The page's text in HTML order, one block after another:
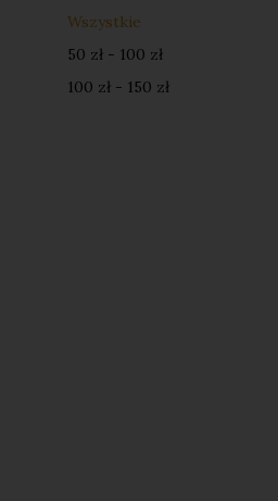
Wszystkie
50 zł - 100 zł
100 zł - 150 zł